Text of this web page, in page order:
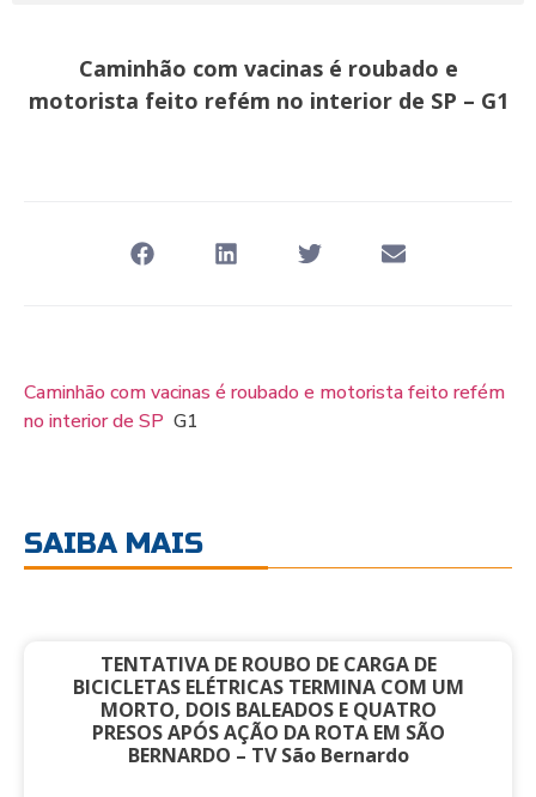
Caminhão com vacinas é roubado e
motorista feito refém no interior de SP – G1
Caminhão com vacinas é roubado e motorista feito refém
no interior de SP G1
SAIBA MAIS
TENTATIVA DE ROUBO DE CARGA DE
BICICLETAS ELÉTRICAS TERMINA COM UM
MORTO, DOIS BALEADOS E QUATRO
PRESOS APÓS AÇÃO DA ROTA EM SÃO
BERNARDO – TV São Bernardo